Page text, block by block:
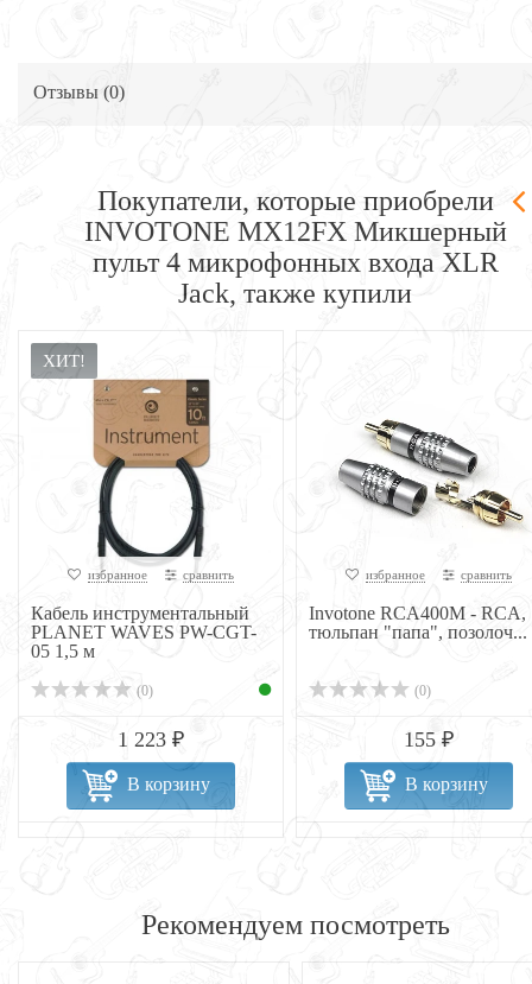
Отзывы (0)
Покупатели, которые приобрели
INVOTONE MX12FX Микшерный
пульт 4 микрофонных входа XLR
Jack, также купили
ХИТ!
избранное сравнить
Кабель инструментальный
PLANET WAVES PW-CGT-
05 1,5 м
(0)
1 223 ₽
В корзину
избранное сравнить
Invotone RCA400M - RCA,
тюльпан "папа", позолоч...
(0)
155 ₽
В корзину
Рекомендуем посмотреть